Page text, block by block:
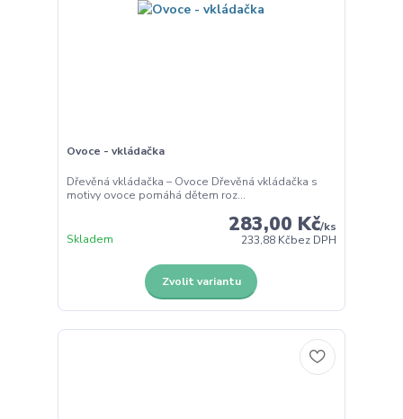
Ovoce - vkládačka
Dřevěná vkládačka – Ovoce Dřevěná vkládačka s
motivy ovoce pomáhá dětem roz...
283,00 Kč/ks
233,88 Kčbez DPH
Skladem
Zvolit variantu